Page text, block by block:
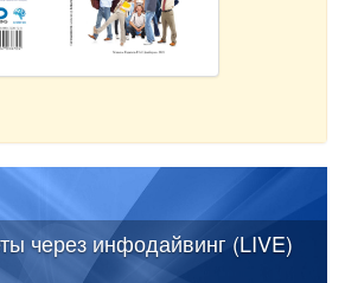
через инфодайвинг (LIVE)